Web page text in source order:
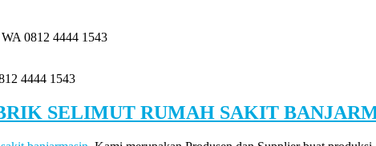
0812 4444 1543
4444 1543
SELIMUT RUMAH SAKIT